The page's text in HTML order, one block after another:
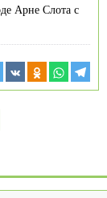
Арне Слота с